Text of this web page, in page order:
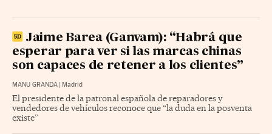
Jaime Barea (Ganvam): “Habrá que
esperar para ver si las marcas chinas
son capaces de retener a los clientes”
MANU GRANDA | Madrid
El presidente de la patronal española de reparadores y
vendedores de vehículos reconoce que “la duda en la posventa
existe”